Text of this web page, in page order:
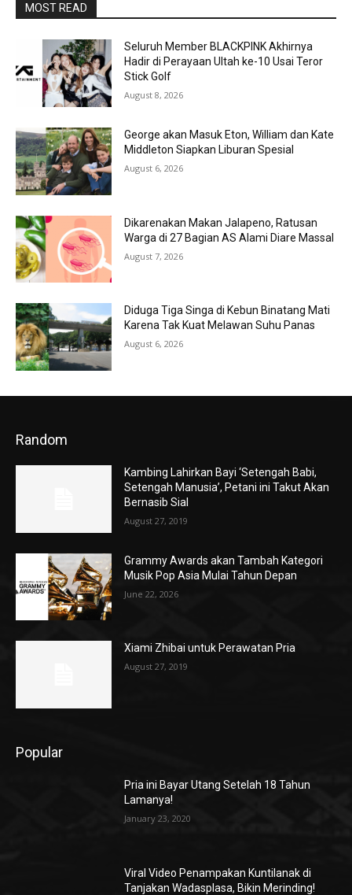
MOST READ
Seluruh Member BLACKPINK Akhirnya
Hadir di Perayaan Ultah ke-10 Usai Teror
Stick Golf
August 8, 2026
George akan Masuk Eton, William dan Kate
Middleton Siapkan Liburan Spesial
August 6, 2026
Dikarenakan Makan Jalapeno, Ratusan
Warga di 27 Bagian AS Alami Diare Massal
August 7, 2026
Diduga Tiga Singa di Kebun Binatang Mati
Karena Tak Kuat Melawan Suhu Panas
August 6, 2026
Random
Kambing Lahirkan Bayi ‘Setengah Babi,
Setengah Manusia’, Petani ini Takut Akan
Bernasib Sial
August 27, 2019
Grammy Awards akan Tambah Kategori
Musik Pop Asia Mulai Tahun Depan
June 22, 2026
Xiami Zhibai untuk Perawatan Pria
August 27, 2019
Popular
Pria ini Bayar Utang Setelah 18 Tahun
Lamanya!
January 23, 2020
Viral Video Penampakan Kuntilanak di
Tanjakan Wadasplasa, Bikin Merinding!